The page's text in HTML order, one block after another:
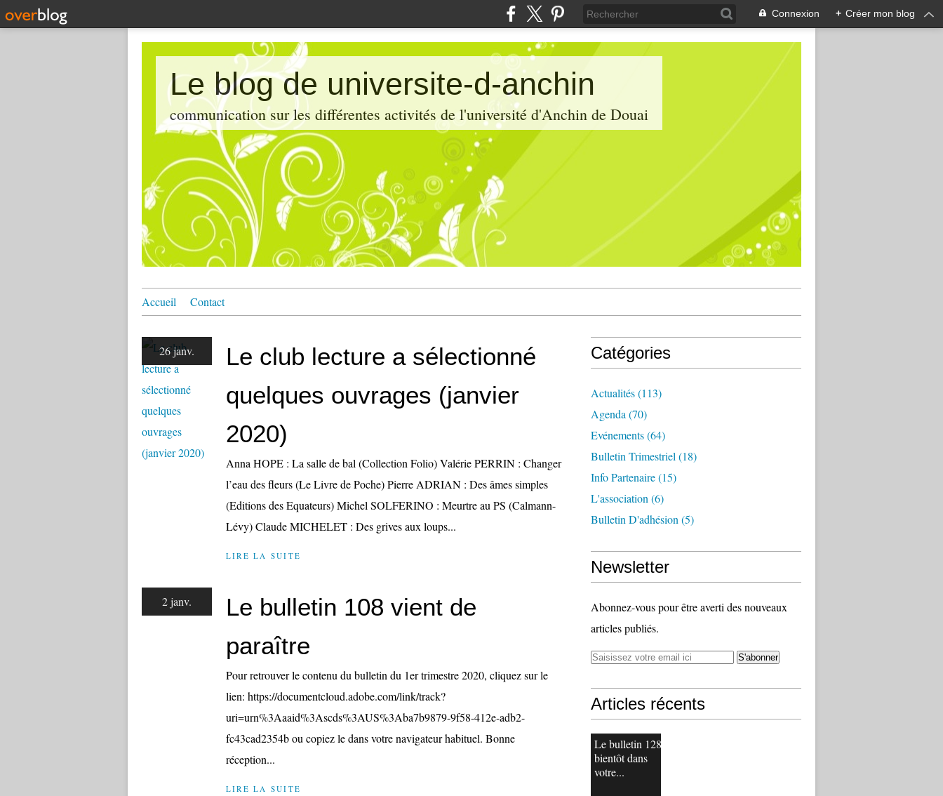
Connexion + Créer mon blog
Le blog de universite-d-anchin
communication sur les différentes activités de l'université d'Anchin de Douai
Accueil Contact
26 janv.
Le club lecture a sélectionné
quelques ouvrages (janvier
2020)
Anna HOPE : La salle de bal (Collection Folio) Valérie PERRIN : Changer
l’eau des fleurs (Le Livre de Poche) Pierre ADRIAN : Des âmes simples
(Editions des Equateurs) Michel SOLFERINO : Meurtre au PS (Calmann-
Lévy) Claude MICHELET : Des grives aux loups...
LIRE LA SUITE
2 janv.
Le bulletin 108 vient de
paraître
Pour retrouver le contenu du bulletin du 1er trimestre 2020, cliquez sur le
lien: https://documentcloud.adobe.com/link/track?
uri=urn%3Aaaid%3Ascds%3AUS%3Aba7b9879-9f58-412e-adb2-
fc43cad2354b ou copiez le dans votre navigateur habituel. Bonne
réception...
LIRE LA SUITE
Catégories
Actualités(113)
Agenda (70)
Evénements(64)
Bulletin Trimestriel (18)
Info Partenaire(15)
L'association (6)
Bulletin D'adhésion (5)
Newsletter
Abonnez-vous pour être averti des nouveaux
articles publiés.
Articles récents
Le bulletin 128
bientôt dans
votre...